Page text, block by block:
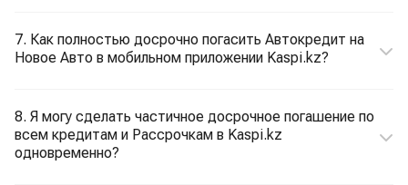
7. Как полностью досрочно погасить Автокредит на
Новое Авто в мобильном приложении Kaspi.kz?
8. Я могу сделать частичное досрочное погашение по
всем кредитам и Рассрочкам в Kaspi.kz
одновременно?